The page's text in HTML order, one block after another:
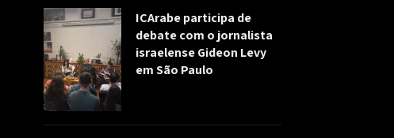
ICArabe participa de
debate com o jornalista
israelense Gideon Levy
em São Paulo